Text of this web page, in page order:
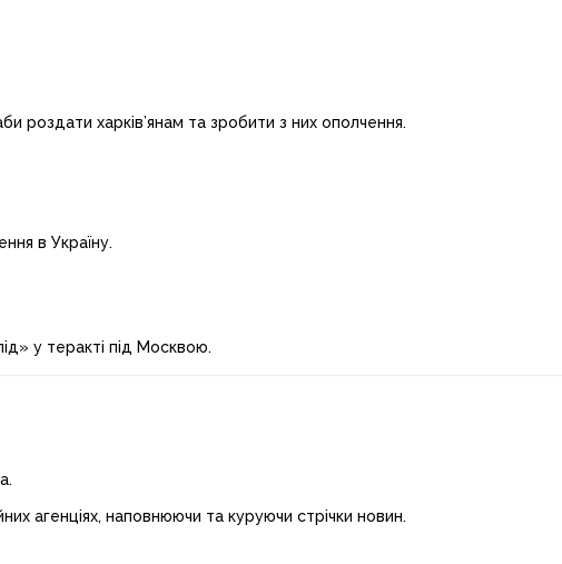
роздати харків’янам та зробити з них ополчення.
в Україну.
у теракті під Москвою.
агенціях, наповнюючи та куруючи стрічки новин.